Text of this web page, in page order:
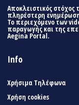
Αποκλειστικός στόχος
πληρέστερη ενημέρωση
Το περιεχόμενο των
παραγωγής και της
Aegina Portal.
Info
Χρήσιμα Τηλέφωνα
Χρήση cookies